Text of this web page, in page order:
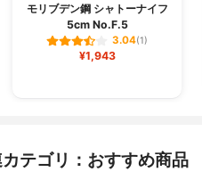
モリブデン鋼 シャトーナイフ
5cm No.F.5
3.04(1)
¥1,943
テゴリ：おすすめ商品